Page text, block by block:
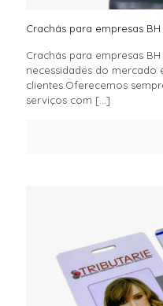
Crachás para empresas BH
Crachás para empresas
necessidades do mercado
clientes.Oferecemos
serviços com […]